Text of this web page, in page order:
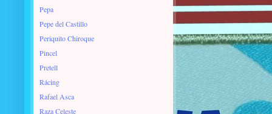
Pepa
Pepe del Castillo
Periquito Chiroque
Pincel
Pretell
Rácing
Rafael Asca
Raza Celeste